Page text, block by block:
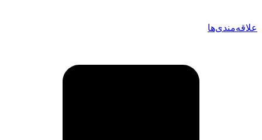
علاقه‌مندی‌ها